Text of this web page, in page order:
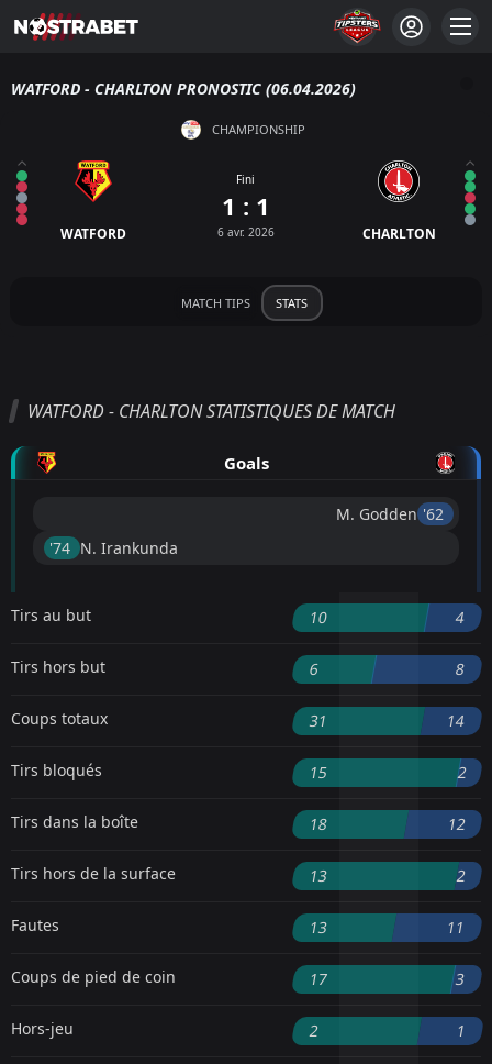
WATFORD - CHARLTON PRONOSTIC (06.04.2026)
CHAMPIONSHIP
WATFORD
Fini
1 : 1
6 avr. 2026 CHARLTON
MATCH TIPS STATS
WATFORD - CHARLTON STATISTIQUES DE MATCH
Goals
M. Godden '62 ︎
'74 ︎ N. Irankunda
Tirs au but 10 4
Tirs hors but 6 8
Coups totaux 31 14
Tirs bloqués 15 2
Tirs dans la boîte 18 12
Tirs hors de la surface 13 2
Fautes 13 11
Coups de pied de coin 17 3
Hors-jeu 2 1